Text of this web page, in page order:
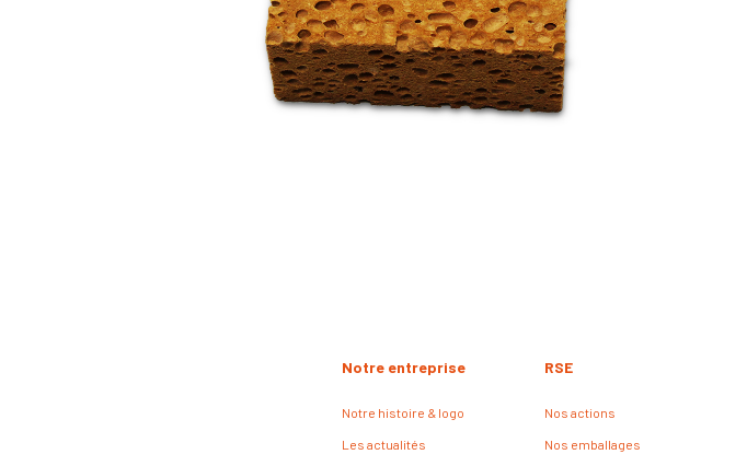
RSE
Nos actions
Nos emballages
Notre entreprise
Notre histoire & logo
Les actualités